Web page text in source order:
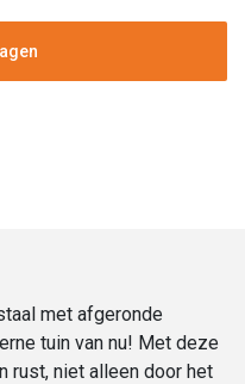
met afgeronde
tuin van nu! Met deze
rust, niet alleen door het